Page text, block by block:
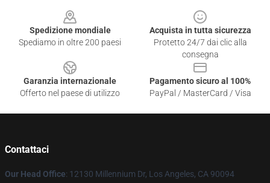
Spedizione mondiale
Spediamo in oltre 200 paesi
Acquista in tutta sicurezza
Protetto 24/7 dai clic alla
consegna
Garanzia internazionale
Offerto nel paese di utilizzo
Pagamento sicuro al 100%
PayPal / MasterCard / Visa
Contattaci
Our Head Office: 12130 Millennium Dr, Los Angeles, CA 90094